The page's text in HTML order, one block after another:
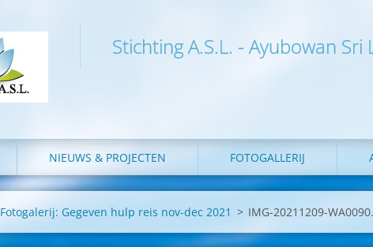
Stichting A.S.L. - Ayubowan Sri
NIEUWS & PROJECTEN FOTOGALLERIJ
Fotogalerij: Gegeven hulp reis nov-dec 2021 > IMG-20211209-